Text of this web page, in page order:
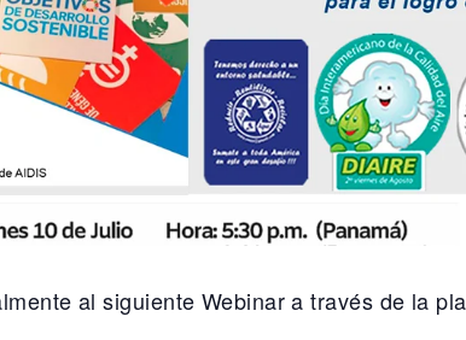
al siguiente Webinar a través de la